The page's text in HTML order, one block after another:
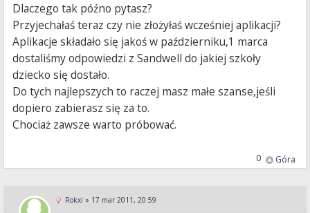
Dlaczego tak późno pytasz?
Przyjechałaś teraz czy nie złożyłaś wcześniej aplikacji?
Aplikacje składało się jakoś w październiku,1 marca
dostaliśmy odpowiedzi z Sandwell do jakiej szkoły
dziecko się dostało.
Do tych najlepszych to raczej masz małe szanse,jeśli
dopiero zabierasz się za to.
Chociaż zawsze warto próbować.
Góra
0
Rokxi » 17 mar 2011, 20:59